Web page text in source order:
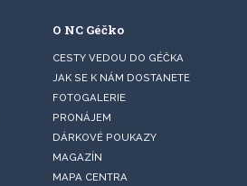
O NC Géčko
CESTY VEDOU DO GÉČKA
JAK SE K NÁM DOSTANETE
FOTOGALERIE
PRONÁJEM
DÁRKOVÉ POUKAZY
MAGAZÍN
MAPA CENTRA